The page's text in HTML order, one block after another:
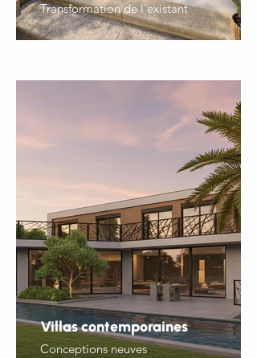
Transformation de l'existant
Villas contemporaines
Conceptions neuves